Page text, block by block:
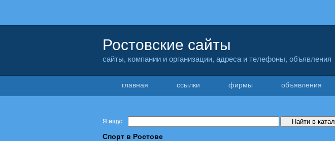
Ростовские сайты
сайты, компании и организации, адреса и телефоны, объявления
главная ссылки фирмы объявления
Я ищу:
Спорт в Ростове